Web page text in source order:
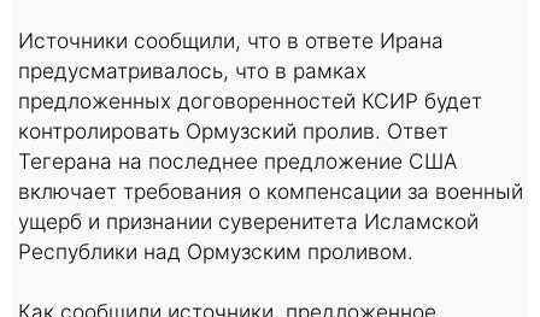
Источники сообщили, что в ответе Ирана
предусматривалось, что в рамках
предложенных договоренностей КСИР будет
контролировать Ормузский пролив. Ответ
Тегерана на последнее предложение США
включает требования о компенсации за военный
ущерб и признании суверенитета Исламской
Республики над Ормузским проливом.
Как сообщили источники, предложенное